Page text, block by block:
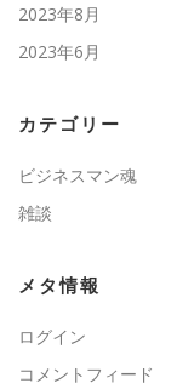
2023年8月
2023年6月
カテゴリー
ビジネスマン魂
雑談
メタ情報
ログイン
コメントフィード